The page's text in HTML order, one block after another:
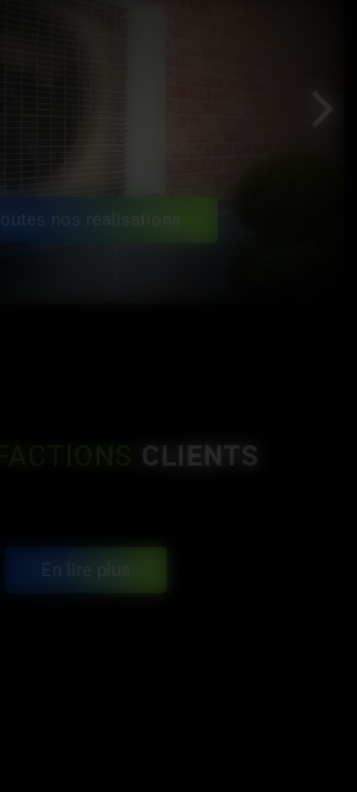
Toutes nos réalisations
CLIENTS
En lire plus